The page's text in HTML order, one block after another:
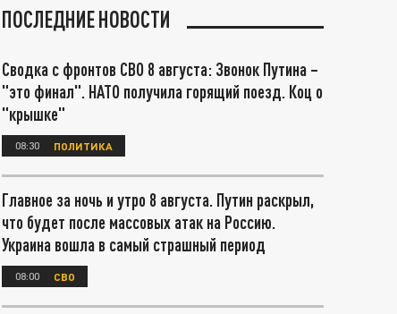
ПОСЛЕДНИЕ НОВОСТИ
Сводка с фронтов СВО 8 августа: Звонок Путина –
"это финал". НАТО получила горящий поезд. Коц о
"крышке"
08:30 ПОЛИТИКА
Главное за ночь и утро 8 августа. Путин раскрыл,
что будет после массовых атак на Россию.
Украина вошла в самый страшный период
08:00 СВО